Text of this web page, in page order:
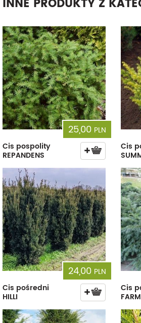
25,00 PLN
Cis pospolity
REPANDENS
Cis
24,00 PLN
Cis pośredni
HILLI
Cis